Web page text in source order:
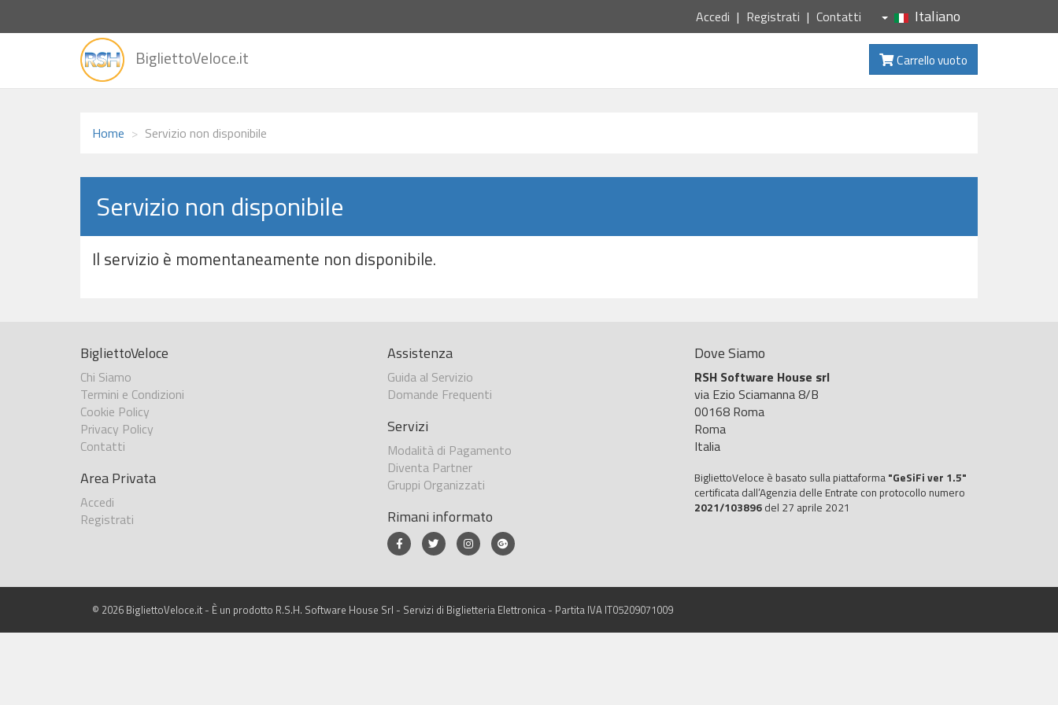
Accedi Registrati Contatti Italiano
alla
BigliettoVeloce.it Carrello vuoto
Home Servizio non disponibile
Servizio non disponibile
Il servizio è momentaneamente non disponibile.
BigliettoVeloce
Chi Siamo
Termini e Condizioni
Cookie Policy
Privacy Policy
Contatti
Area Privata
Accedi
Registrati
Assistenza
Guida al Servizio
Domande Frequenti
Servizi
Modalità di Pagamento
Diventa Partner
Gruppi Organizzati
Rimani informato
Dove Siamo
RSH Software House srl
via Ezio Sciamanna 8/B
00168 Roma
Roma
Italia
BigliettoVeloce è basato sulla piattaforma "GeSiFi ver 1.5"
certificata dall’Agenzia delle Entrate con protocollo numero
2021/103896 del 27 aprile 2021
© 2026 BigliettoVeloce.it - È un prodotto R.S.H. Software House Srl - Servizi di Biglietteria Elettronica - Partita IVA IT05209071009